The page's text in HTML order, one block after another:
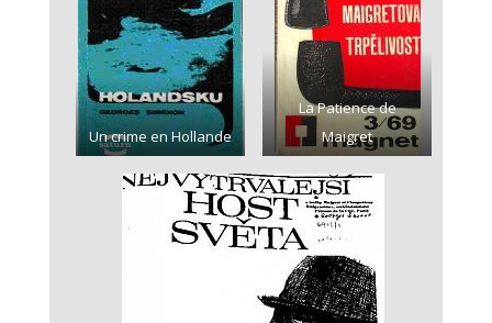
Un crime en Hollande
La Patience de
Maigret